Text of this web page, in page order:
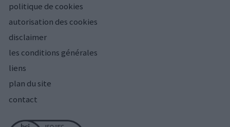
politique de cookies
autorisation des cookies
disclaimer
les conditions générales
liens
plan du site
contact